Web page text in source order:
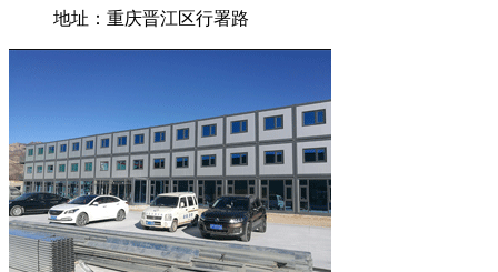
地址：重庆晋江区行署路